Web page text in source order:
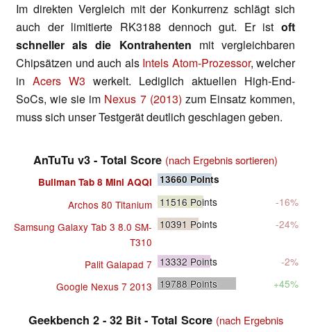
Im direkten Vergleich mit der Konkurrenz schlägt sich
auch der limitierte RK3188 dennoch gut. Er ist oft
schneller als die Kontrahenten mit vergleichbaren
Chipsätzen und auch als Intels Atom-Prozessor, welcher
in Acers W3 werkelt. Lediglich aktuellen High-End-
SoCs, wie sie im Nexus 7 (2013) zum Einsatz kommen,
muss sich unser Testgerät deutlich geschlagen geben.
AnTuTu v3 - Total Score (nach Ergebnis sortieren)
Bullman Tab 8 Mini AQQI 13660 Points
Archos 80 Titanium 11516 Points
-16%
Samsung Galaxy Tab 3 8.0 SM-
T310
10391 Points -24%
Palit Galapad 7 13332 Points
-2%
Google Nexus 7 2013 19788 Points +45%
Geekbench 2 - 32 Bit - Total Score (nach Ergebnis